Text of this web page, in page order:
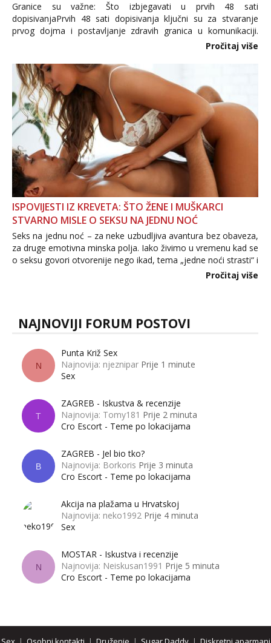
Granice su važne: Što izbjegavati u prvih 48 sati
dopisivanjaPrvih 48 sati dopisivanja ključni su za stvaranje
prvog dojma i postavljanje zdravih granica u komunikaciji.
Važno je izbjeći prebrzo otkrivanje osobnih ili intimnih
informacija, jer nepoznata osoba još nije zaslužila to
povjerenje. Takođe...
Pročitaj više
ISPOVIJESTI IZ KREVETA: ŠTO ŽENE I MUŠKARCI
STVARNO MISLE O SEKSU NA JEDNU NOĆ
Seks na jednu noć – za neke uzbudljiva avantura bez obaveza,
za druge emotivna minska polja. Iako živimo u vremenu kad se
o seksu govori otvorenije nego ikad, tema „jedne noći strasti“ i
dalje izaziva burne rasprave. Što zapravo misle žene, a što
Pročitaj više
NAJNOVIJI FORUM POSTOVI
N
Punta Križ Sex
Najnovija: njeznipar Prije 1 minute
Sex
T
ZAGREB - Iskustva & recenzije
Najnovija: Tomy181 Prije 2 minuta
Cro Escort - Teme po lokacijama
B
ZAGREB - Jel bio tko?
Najnovija: Borkoris Prije 3 minuta
Cro Escort - Teme po lokacijama
Akcija na plažama u Hrvatskoj
Najnovija: neko1992 Prije 4 minuta
Sex
N
MOSTAR - Iskustva i recenzije
Najnovija: Neiskusan1991 Prije 5 minuta
Cro Escort - Teme po lokacijama